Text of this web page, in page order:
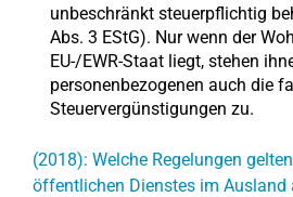
unbeschränkt steuerpflichtig
Abs. 3 EStG). Nur wenn der
EU-/EWR-Staat liegt, stehen
personenbezogenen auch die
Steuervergünstigungen zu.
(2018): Welche Regelungen
öffentlichen Dienstes im Ausland